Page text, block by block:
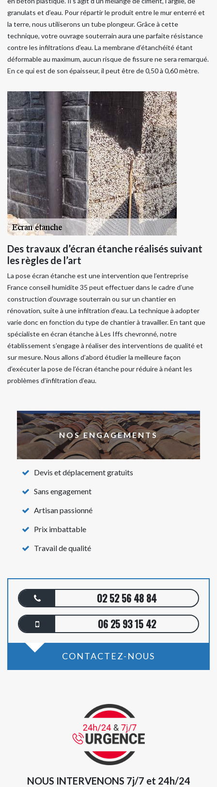
granulats et d’eau. Pour répartir le produit entre le mur enterré et
la terre, nous utiliserons un tube plongeur. Grâce à cette
technique, votre ouvrage souterrain aura une parfaite résistance
contre les infiltrations d’eau. La membrane d’étanchéité étant
déformable au maximum, aucun risque de fissure ne sera remarqué.
En ce qui est de son épaisseur, il peut être de 0,50 à 0,60 mètre.
Des travaux d’écran étanche réalisés suivant
les règles de l’art
La pose écran étanche est une intervention que l’entreprise
France conseil humidite 35 peut effectuer dans le cadre d’une
construction d’ouvrage souterrain ou sur un chantier en
rénovation, suite à une infiltration d’eau. La technique à adopter
varie donc en fonction du type de chantier à travailler. En tant que
spécialiste en écran étanche à Les Iffs chevronné, notre
établissement s’engage à réaliser des interventions de qualité et
sur mesure. Nous allons d’abord étudier la meilleure façon
d’exécuter la pose de l’écran étanche pour réduire à néant les
problèmes d’infiltration d’eau.
NOS ENGAGEMENTS
Devis et déplacement gratuits
Sans engagement
Artisan passionné
Prix imbattable
Travail de qualité
02 52 56 48 84
06 25 93 15 42
CONTACTEZ-NOUS
NOUS INTERVENONS 7j/7 et 24h/24